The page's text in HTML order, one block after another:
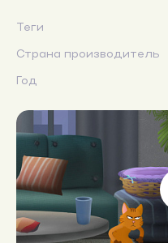
Теги
Страна производитель
Год